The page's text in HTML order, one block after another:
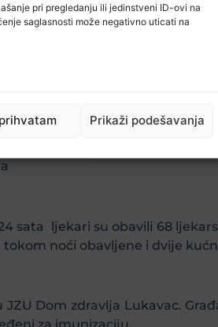
pri pregledanju ili jedinstveni ID-ovi na
saglasnosti može negativno uticati na
Prikaži podešavanja
kod benzinske
sata ljekari su obavili 68
noći obavljene i dvije
Dom zdravlja Lukavac.